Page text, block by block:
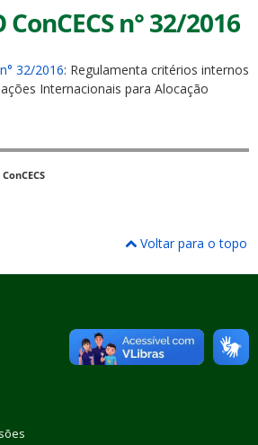
ConCECS n° 32/2016
32/2016: Regulamenta critérios internos
Internacionais para Alocação
Voltar para o topo